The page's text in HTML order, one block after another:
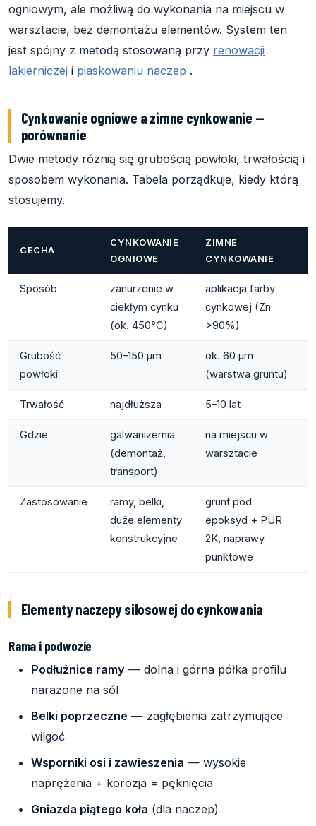
ogniowym, ale możliwą do wykonania na miejscu w
warsztacie, bez demontażu elementów. System ten
jest spójny z metodą stosowaną przy renowacji
lakierniczej i piaskowaniu naczep .
Cynkowanie ogniowe a zimne cynkowanie —
porównanie
Dwie metody różnią się grubością powłoki, trwałością i
sposobem wykonania. Tabela porządkuje, kiedy którą
stosujemy.
CECHA
CYNKOWANIE
OGNIOWE
ZIMNE
CYNKOWANIE
Sposób
zanurzenie w
ciekłym cynku
(ok. 450°C)
aplikacja farby
cynkowej (Zn
>90%)
Grubość
powłoki
50–150 µm
ok. 60 µm
(warstwa gruntu)
Trwałość najdłuższa 5–10 lat
Gdzie
galwanizernia
(demontaż,
transport)
na miejscu w
warsztacie
Zastosowanie
ramy, belki,
duże elementy
konstrukcyjne
grunt pod
epoksyd + PUR
2K, naprawy
punktowe
Elementy naczepy silosowej do cynkowania
Rama i podwozie
Podłużnice ramy — dolna i górna półka profilu
narażone na sól
Belki poprzeczne — zagłębienia zatrzymujące
wilgoć
Wsporniki osi i zawieszenia — wysokie
naprężenia + korozja = pęknięcia
Gniazda piątego koła (dla naczep)